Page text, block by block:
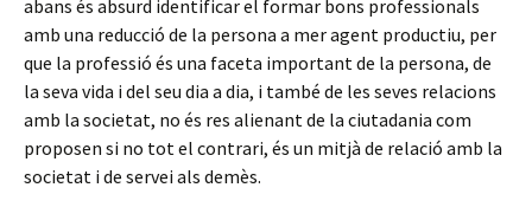
abans és absurd identificar el formar bons professionals
amb una reducció de la persona a mer agent productiu, per
que la professió és una faceta important de la persona, de
la seva vida i del seu dia a dia, i també de les seves relacions
amb la societat, no és res alienant de la ciutadania com
proposen si no tot el contrari, és un mitjà de relació amb la
societat i de servei als demès.